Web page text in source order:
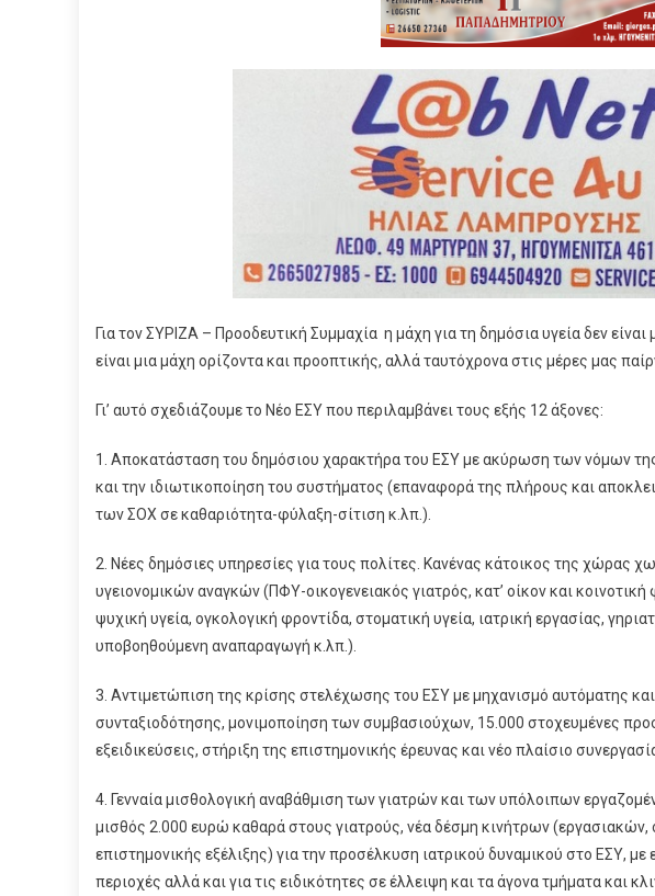
Για τον ΣΥΡΙΖΑ – Προοδευτική Συμμαχία η μάχη για τη δημόσια υγεία δεν
είναι μια μάχη ορίζοντα και προοπτικής, αλλά ταυτόχρονα στις μέρες μας
Γι’ αυτό σχεδιάζουμε το Νέο ΕΣΥ που περιλαμβάνει τους εξής 12 άξονες:
1. Αποκατάσταση του δημόσιου χαρακτήρα του ΕΣΥ με ακύρωση των νόμων
και την ιδιωτικοποίηση του συστήματος (επαναφορά της πλήρους και
των ΣΟΧ σε καθαριότητα-φύλαξη-σίτιση κ.λπ.).
2. Νέες δημόσιες υπηρεσίες για τους πολίτες. Κανένας κάτοικος της χώρας
υγειονομικών αναγκών (ΠΦΥ-οικογενειακός γιατρός, κατ’ οίκον και
ψυχική υγεία, ογκολογική φροντίδα, στοματική υγεία, ιατρική εργασίας,
υποβοηθούμενη αναπαραγωγή κ.λπ.).
3. Αντιμετώπιση της κρίσης στελέχωσης του ΕΣΥ με μηχανισμό αυτόματης
συνταξιοδότησης, μονιμοποίηση των συμβασιούχων, 15.000 στοχευμένες
εξειδικεύσεις, στήριξη της επιστημονικής έρευνας και νέο πλαίσιο
4. Γενναία μισθολογική αναβάθμιση των γιατρών και των υπόλοιπων
μισθός 2.000 ευρώ καθαρά στους γιατρούς, νέα δέσμη κινήτρων
επιστημονικής εξέλιξης) για την προσέλκυση ιατρικού δυναμικού στο ΕΣΥ, με
περιοχές αλλά και για τις ειδικότητες σε έλλειψη και τα άγονα τμήματα και